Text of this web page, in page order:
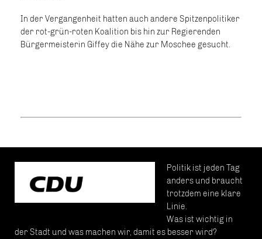
In der Vergangenheit hatten auch andere Spitzenpolitiker
der rot-grün-roten Koalition bis hin zur Regierenden
Bürgermeisterin Giffey die Nähe zur Moschee gesucht.
Politik ist jeden Tag
anders und braucht
trotzdem eine klare
Linie.
Was ist wichtig in
der Stadt und was machen wir, damit es besser wird?